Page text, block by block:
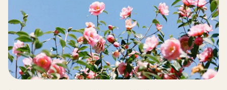
Monument funéraire
Livraison de fleurs
Blog